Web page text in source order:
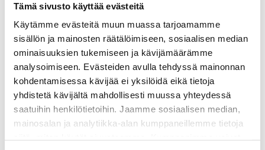
Tämä sivusto käyttää evästeitä
Käytämme evästeitä muun muassa tarjoamamme
sisällön ja mainosten räätälöimiseen, sosiaalisen median
ominaisuuksien tukemiseen ja kävijämäärämme
analysoimiseen. Evästeiden avulla tehdyssä mainonnan
kohdentamisessa kävijää ei yksilöidä eikä tietoja
yhdistetä kävijältä mahdollisesti muussa yhteydessä
saatuihin henkilötietoihin. Jaamme sosiaalisen median,
mainosalan ja analytiikka-alan kumppaneillemme tietoja
Kotivakuutus
Pakollinen, ei sisälly vuokraan
Vesimaksu
27 €/hlö/kk
Sähkömaksu
Vuokralainen solmii itse sähkösopimuksen.